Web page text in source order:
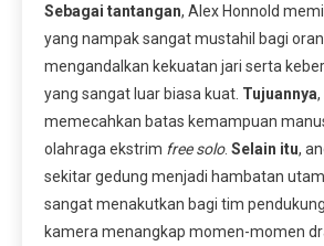
Sebagai tantangan, Alex Honnold
yang nampak sangat mustahil bagi
mengandalkan kekuatan jari serta
yang sangat luar biasa kuat. Tujuannya,
memecahkan batas kemampuan
olahraga ekstrim free solo. Selain itu,
sekitar gedung menjadi hambatan
sangat menakutkan bagi tim pendukung.
kamera menangkap momen-momen